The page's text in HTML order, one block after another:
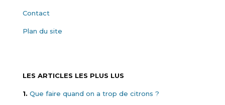
Contact
Plan du site
LES ARTICLES LES PLUS LUS
1. Que faire quand on a trop de citrons ?